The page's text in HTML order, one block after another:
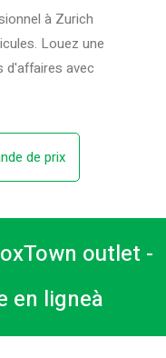
à Zurich
Louez une
d'affaires avec
de prix
outlet -
en ligneà